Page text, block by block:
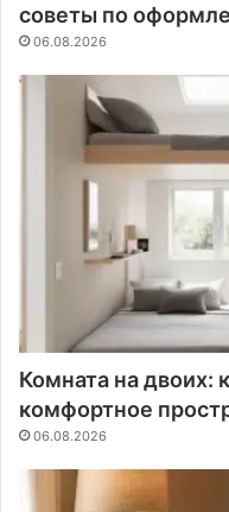
советы по
06.08.2026
Комната на двоих:
комфортное
06.08.2026